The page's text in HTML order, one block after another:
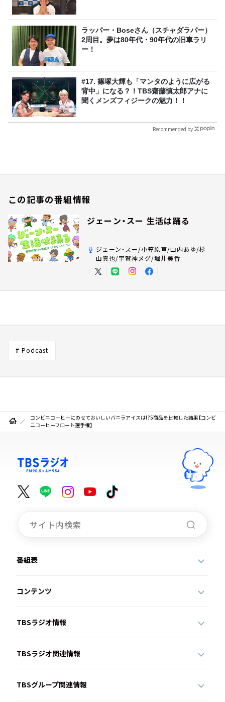
ラッパー・Boseさん（スチャダラパー）
2周目。夢は80年代・90年代の旧車ラリ
ー！
#17. 篠塚大輝も「マンタのように広がる
背中」になる？！TBS齋藤慎太郎アナに
聞くメンズフィジークの魅力！！
Recommended by
この記事の番組情報
ジェーン・スー 生活は踊る
ジェーン・スー/小笠原亘/山内あゆ/杉
山真也/宇賀神メグ/堀井美香
# Podcast
コンビニコーヒーにのせておいしいバニラアイスは!?5商品を比較した結果【コンビ
ニコーヒーフロート選手権】
番組表
コンテンツ
TBSラジオ情報
TBSラジオ関連情報
TBSグループ関連情報